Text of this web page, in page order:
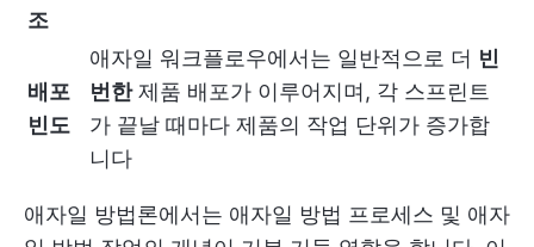
조
배포
빈도
애자일 워크플로우에서는 일반적으로 더 빈
번한제품 배포가 이루어지며, 각 스프린트
가 끝날 때마다 제품의 작업 단위가 증가합
니다
애자일 방법론에서는 애자일 방법 프로세스 및 애자